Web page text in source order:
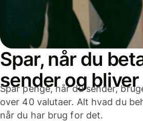
Spar, når du
sender og
Spar penge, når du sender,
over 40 valutaer. Alt hvad du
når du har brug for det.